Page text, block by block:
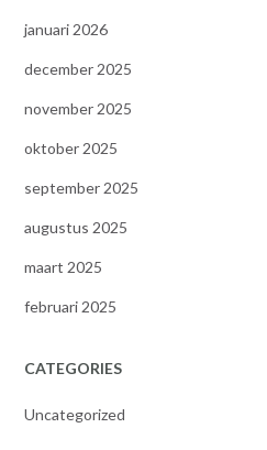
januari 2026
december 2025
november 2025
oktober 2025
september 2025
augustus 2025
maart 2025
februari 2025
CATEGORIES
Uncategorized